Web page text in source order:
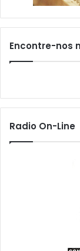
Encontre-nos
Radio On-Line